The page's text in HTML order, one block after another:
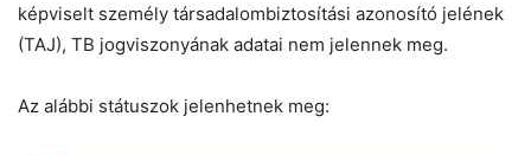
képviselt személy társadalombiztosítási azonosító jelének
(TAJ), TB jogviszonyának adatai nem jelennek meg.
Az alábbi státuszok jelenhetnek meg: